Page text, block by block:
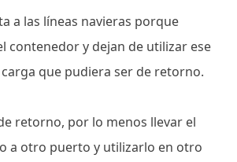
a las líneas navieras porque
contenedor y dejan de utilizar ese
que pudiera ser de retorno.
retorno, por lo menos llevar el
a otro puerto y utilizarlo en otro